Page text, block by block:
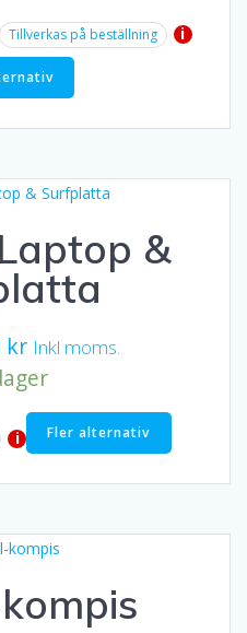
Tillverkas på beställning i
&
krDet
nuvarande
priset
är:
Inkl moms.
i Fler alternativ